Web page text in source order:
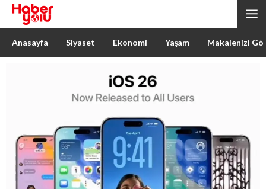
Anasayfa Siyaset Ekonomi Yaşam Makalenizi